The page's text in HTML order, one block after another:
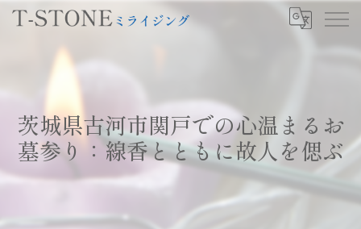
茨城県古河市関戸での心温まるお
墓参り：線香とともに故人を偲ぶ